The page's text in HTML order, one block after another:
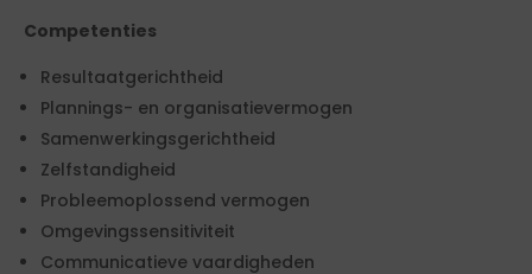
Competenties
Resultaatgerichtheid
Plannings- en organisatievermogen
Samenwerkingsgerichtheid
Zelfstandigheid
Probleemoplossend vermogen
Omgevingssensitiviteit
Communicatieve vaardigheden